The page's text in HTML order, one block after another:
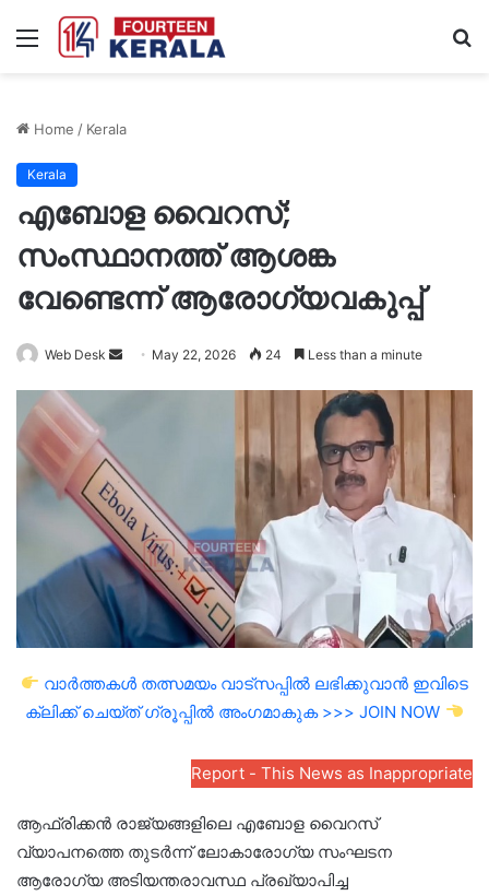
Menu
Home / Kerala
Kerala
എബോള വൈറസ്;
സംസ്ഥാനത്ത് ആശങ്ക
വേണ്ടെന്ന് ആരോഗ്യവകുപ്പ്
Web Desk
Send May 22, 2026 24 Less than a minute
വാർത്തകൾ തത്സമയം വാട്സപ്പിൽ ലഭിക്കുവാൻ ഇവിടെ
ക്ലിക്ക് ചെയ്ത് ഗ്രൂപ്പിൽ അംഗമാകുക >>> JOIN NOW
Report - This News as Inappropriate
ആഫ്രിക്കൻ രാജ്യങ്ങളിലെ എബോള വൈറസ്
വ്യാപനത്തെ തുടർന്ന് ലോകാരോഗ്യ സംഘടന
ആരോഗ്യ അടിയന്തരാവസ്ഥ പ്രഖ്യാപിച്ച